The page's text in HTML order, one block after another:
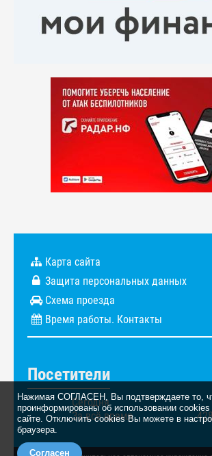
Нажимая СОГЛАСЕН, Вы подтверждаете то,
проинформированы об использовании
сайте. Отключить cookies Вы можете в
браузера.
Согласен
Карта сайта
Защита персональных данных
Схема проезда
Время работы. Контакты
Посетители
Сегодня
За всё время